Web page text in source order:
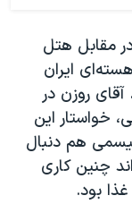
مقابل هتل
ایران
. آقای روزن در
خواستار این
هم دنبال
چنین کاری
بود.